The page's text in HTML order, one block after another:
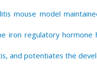
mouse model
iron regulatory hormone
and potentiates the